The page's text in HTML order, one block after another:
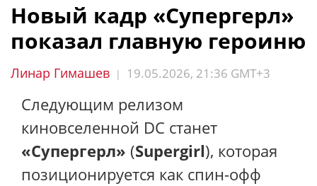
Новый кадр «Супергерл»
показал главную героиню
Линар Гимашев | 19.05.2026, 21:36 GMT+3
Следующим релизом
киновселенной DC станет
«Супергерл» (Supergirl), которая
позиционируется как спин-офф